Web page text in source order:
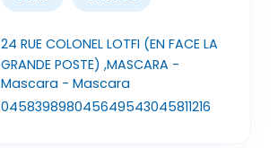
24 RUE COLONEL LOTFI (EN FACE LA
GRANDE POSTE) ,MASCARA -
Mascara - Mascara
045839898045649543045811216